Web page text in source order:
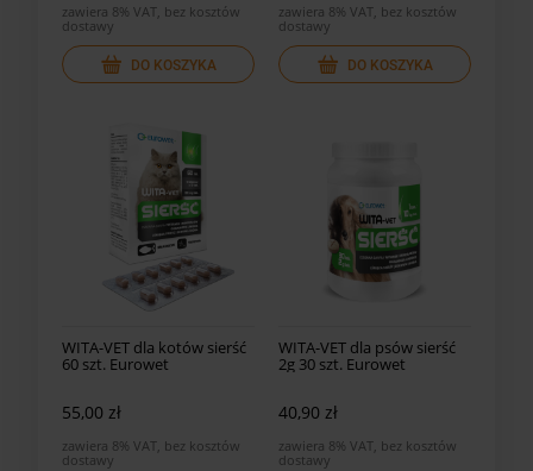
zawiera 8% VAT, bez kosztów
dostawy
DO KOSZYKA
zawiera 8% VAT, bez kosztów
dostawy
DO KOSZYKA
WITA-VET dla kotów sierść
60 szt. Eurowet
55,00 zł
zawiera 8% VAT, bez kosztów
dostawy
WITA-VET dla psów sierść
2g 30 szt. Eurowet
40,90 zł
zawiera 8% VAT, bez kosztów
dostawy